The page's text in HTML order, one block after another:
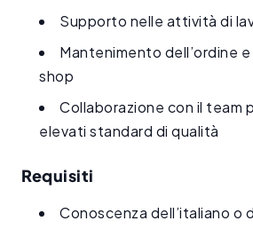
Supporto nelle attività di
Mantenimento dell’ordine
shop
Collaborazione con il team
elevati standard di qualità
Requisiti
Conoscenza dell’italiano o